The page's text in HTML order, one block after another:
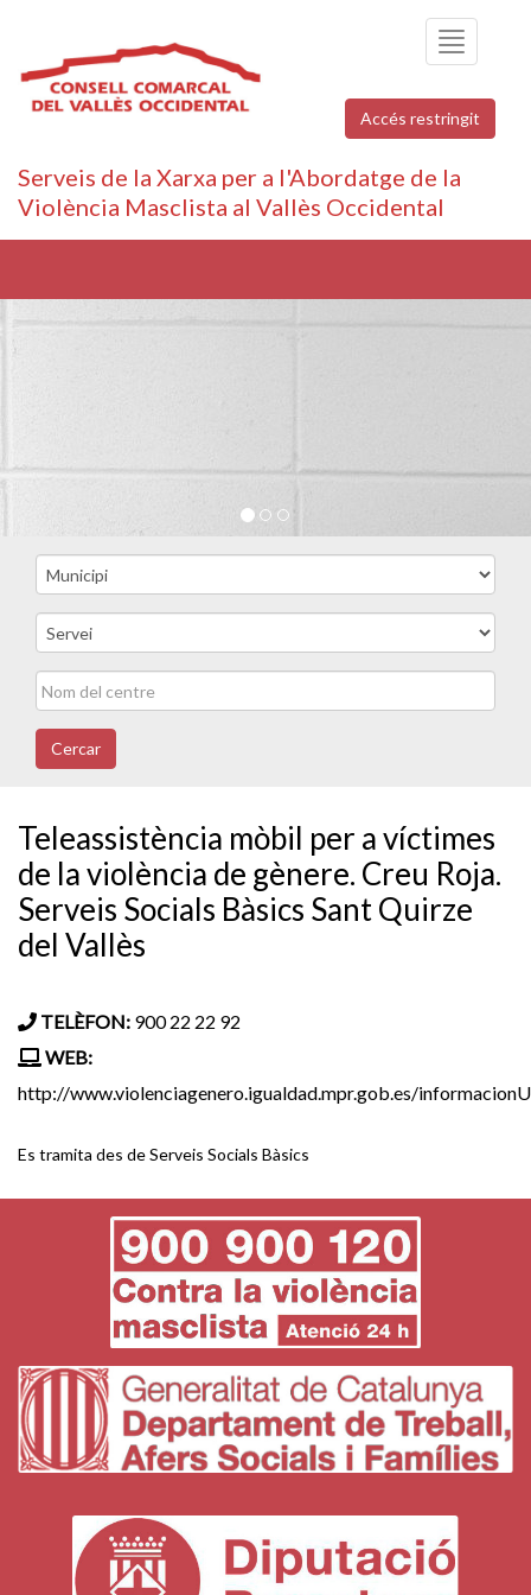
Toggle
navigation
Accés restringit
Serveis de la Xarxa per a l'Abordatge de la
Violència Masclista al Vallès Occidental
Cercar
Teleassistència mòbil per a víctimes
de la violència de gènere. Creu Roja.
Serveis Socials Bàsics Sant Quirze
del Vallès
TELÈFON: 900 22 22 92
WEB:
http://www.violenciagenero.igualdad.mpr.gob.es/
Es tramita des de Serveis Socials Bàsics